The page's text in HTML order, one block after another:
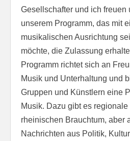
Gesellschafter und ich freuen
unserem Programm, das mit
musikalischen Ausrichtung
möchte, die Zulassung
Programm richtet sich an
Musik und Unterhaltung und
Gruppen und Künstlern eine
Musik. Dazu gibt es regionale
rheinischen Brauchtum, aber
Nachrichten aus Politik,